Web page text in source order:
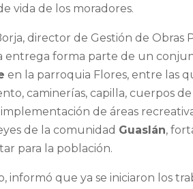
vida de los moradores.
director de Gestión de
entrega forma parte de un
en la parroquia Flores, entre las
caminerías, capilla, cuerpos
de áreas
de la comunidad Guaslán,
para la población.
informó que ya se iniciaron los